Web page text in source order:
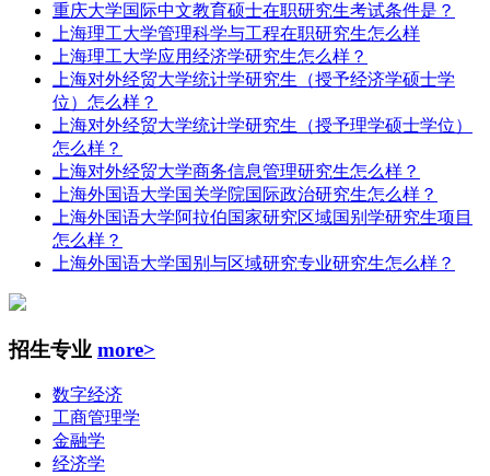
重庆大学国际中文教育硕士在职研究生考试条件是？
上海理工大学管理科学与工程在职研究生怎么样
上海理工大学应用经济学研究生怎么样？
上海对外经贸大学统计学研究生（授予经济学硕士学
位）怎么样？
上海对外经贸大学统计学研究生（授予理学硕士学位）
怎么样？
上海对外经贸大学商务信息管理研究生怎么样？
上海外国语大学国关学院国际政治研究生怎么样？
上海外国语大学阿拉伯国家研究区域国别学研究生项目
怎么样？
上海外国语大学国别与区域研究专业研究生怎么样？
招生专业 more>
数字经济
工商管理学
金融学
经济学